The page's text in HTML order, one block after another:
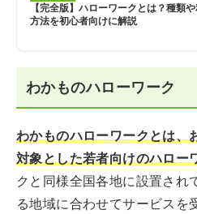
【完全版】ハローワークとは？種類
方法を初心者向けに解説
わかものハローワーク
わかものハローワークとは、
対象とした若者向けのハロー
クと同様全国各地に設置され
る地域に合わせてサービスを